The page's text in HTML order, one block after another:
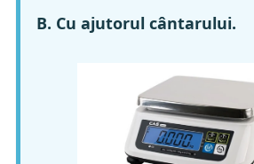
B. Cu ajutorul cântarului.